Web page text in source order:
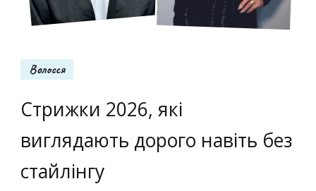
Волосся
Стрижки 2026, які
виглядають дорого навіть без
стайлінгу